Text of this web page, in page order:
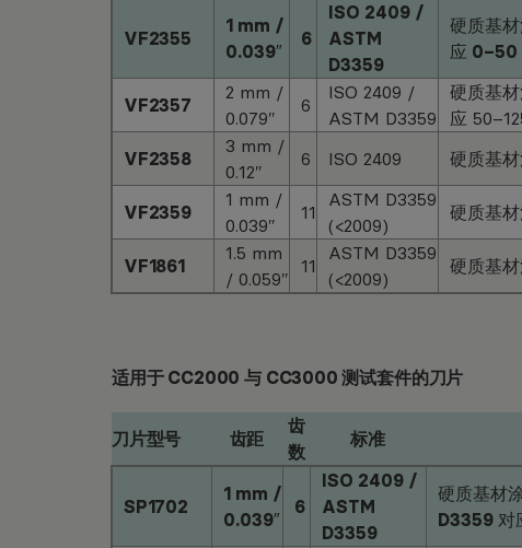
VF2355
1 mm /
0.039″
6
ISO 2409 /
ASTM
D3359
硬质基
应
VF2357
2 mm /
0.079″
6
ISO 2409 /
ASTM D3359
硬质基
应
VF2358
3 mm /
0.12″
6 ISO 2409 硬质基
VF2359
1 mm /
0.039″
11
ASTM D3359
(<2009)
硬质基
VF1861
1.5 mm
/ 0.059″
11
ASTM D3359
(<2009)
硬质基
适用于 CC2000 与 CC3000 测试套件的刀片
刀片型号 齿距
齿
数
标准
SP1702
1 mm /
0.039″
6
ISO 2409 /
ASTM
D3359
硬质基材
D3359